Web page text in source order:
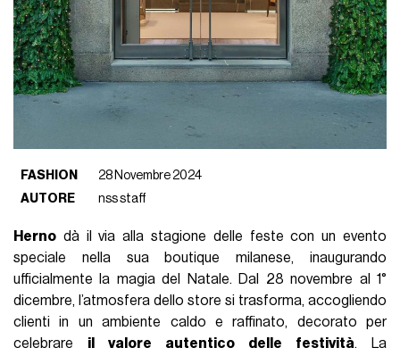
FASHION
28 Novembre 2024
AUTORE
nss staff
Herno dà il via alla stagione delle feste con un evento
speciale nella sua boutique milanese, inaugurando
ufficialmente la magia del Natale. Dal 28 novembre al 1°
dicembre, l’atmosfera dello store si trasforma, accogliendo
clienti in un ambiente caldo e raffinato, decorato per
celebrare il valore autentico delle festività. La